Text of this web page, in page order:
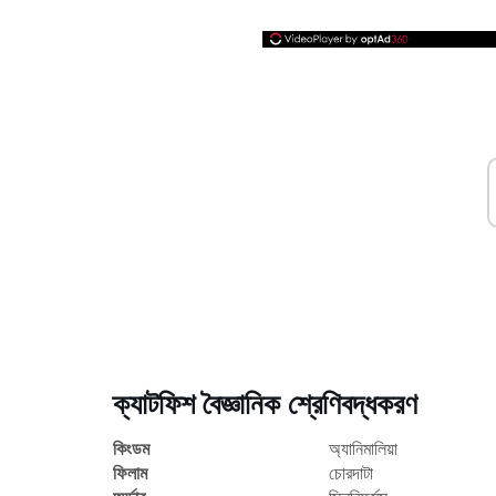
ক্যাটফিশ বৈজ্ঞানিক শ্রেণিবদ্ধকরণ
কিংডম
অ্যানিমালিয়া
ফিলাম
চোরদাটা